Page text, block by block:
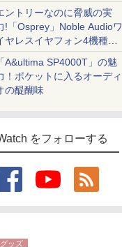
ントリーなのに脅威の実
!「Osprey」Noble Audioワ
ヤレスイヤフォン4機種を
気に聴く
「A&ultima SP4000T」の魅
！ポケットに入るオーディ
の醍醐味
をフォローする
グッズ